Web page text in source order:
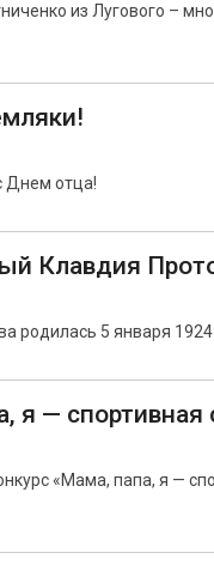
из Лугового –
Днем отца!
Клавдия
родилась 5 января
я — спортивная
«Мама, папа, я —